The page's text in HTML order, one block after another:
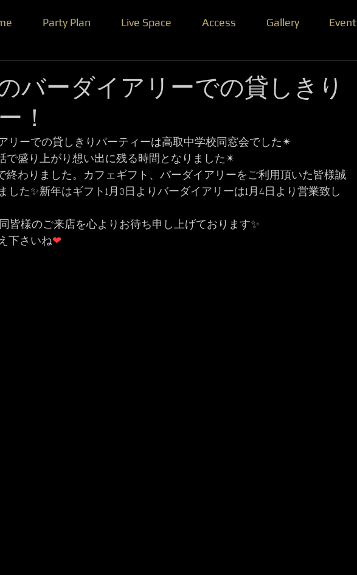
Party Plan Live Space Access Gallery Event
バーダイアリーでの貸しきり
！
リーでの貸しきりパーティーは高取中学校同窓会でした✴
で盛り上がり想い出に残る時間となりました✴
終わりました。カフェギフト、バーダイアリーをご利用頂いた皆様誠
した✨新年はギフト1月3日よりバーダイアリーは1月4日より営業致し
皆様のご来店を心よりお待ち申し上げております✨
下さいね❤